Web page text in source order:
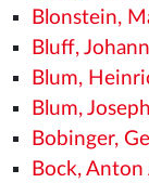
Blonstein,
Bluff,
Blum,
Blum,
Bobinger,
Bock, Anton